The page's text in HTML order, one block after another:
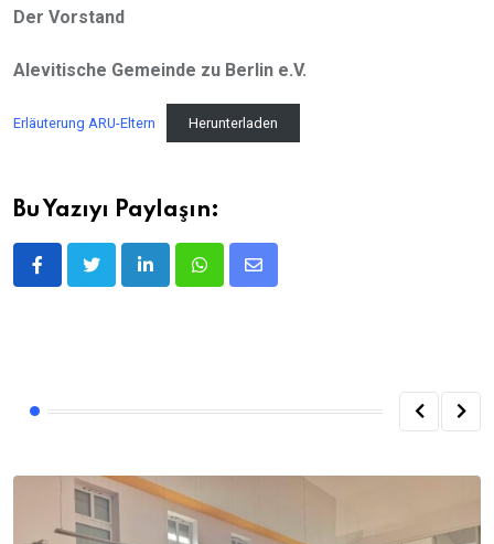
Der Vorstand
Alevitische Gemeinde zu Berlin e.V.
Erläuterung ARU-Eltern Herunterladen
Bu Yazıyı Paylaşın:
LinkedInWhatsapp
E-